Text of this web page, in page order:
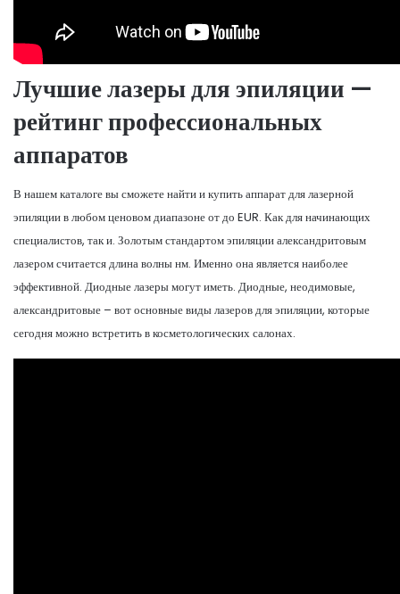
Лучшие лазеры для эпиляции —
рейтинг профессиональных
аппаратов
В нашем каталоге вы сможете найти и купить аппарат для лазерной
эпиляции в любом ценовом диапазоне от до EUR. Как для начинающих
специалистов, так и. Золотым стандартом эпиляции александритовым
лазером считается длина волны нм. Именно она является наиболее
эффективной. Диодные лазеры могут иметь. Диодные, неодимовые,
александритовые – вот основные виды лазеров для эпиляции, которые
сегодня можно встретить в косметологических салонах.